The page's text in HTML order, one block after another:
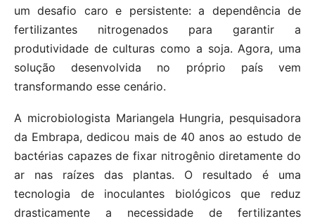
um desafio caro e persistente: a dependência de
fertilizantes nitrogenados para garantir a
produtividade de culturas como a soja. Agora, uma
solução desenvolvida no próprio país vem
transformando esse cenário.
A microbiologista Mariangela Hungria, pesquisadora
da Embrapa, dedicou mais de 40 anos ao estudo de
bactérias capazes de fixar nitrogênio diretamente do
ar nas raízes das plantas. O resultado é uma
tecnologia de inoculantes biológicos que reduz
drasticamente a necessidade de fertilizantes